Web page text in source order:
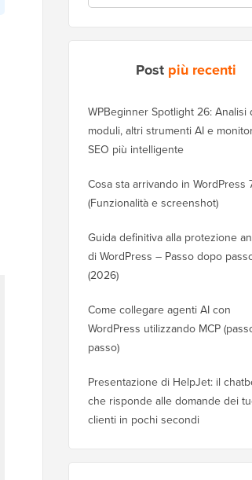
Post più recenti
WPBeginner Spotlight 26: Analisi
moduli, altri strumenti AI e
SEO più intelligente
Cosa sta arrivando in WordPress
(Funzionalità e screenshot)
Guida definitiva alla protezione
di WordPress – Passo dopo
(2026)
Come collegare agenti AI con
WordPress utilizzando MCP
passo)
Presentazione di HelpJet: il
che risponde alle domande dei
clienti in pochi secondi